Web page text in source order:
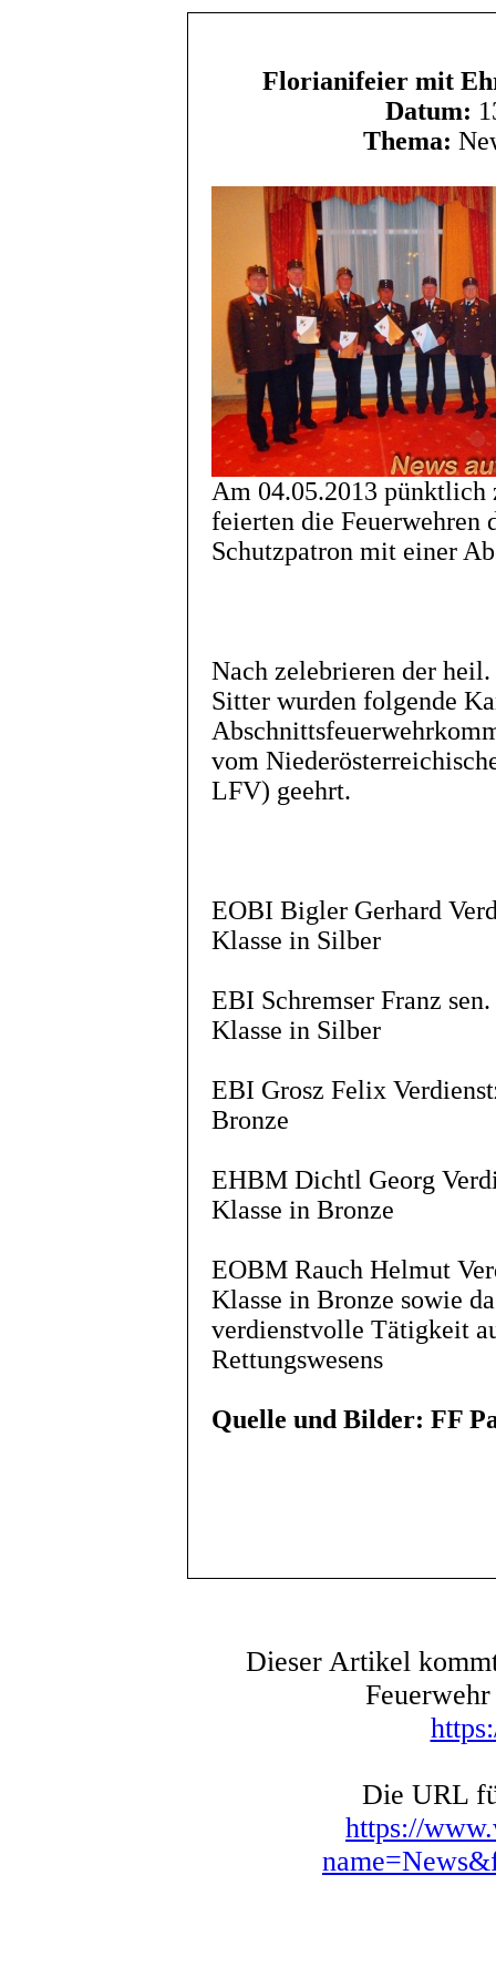
Florianifeier mit
Datum:
Thema:
Am 04.05.2013
feierten die Feuerwehren
Schutzpatron mit einer
Nach zelebrieren der
Sitter wurden folgende
vom
LFV) geehrt.
EOBI Bigler Gerhard
Klasse in Silber
EBI Schremser Franz
Klasse in Silber
EBI Grosz Felix
Bronze
EHBM Dichtl Georg
Klasse in Bronze
EOBM Rauch Helmut
Klasse in Bronze sowie
verdienstvolle Tätigkeit
Rettungswesens
Quelle und Bilder: FF
Dieser Artikel
Die URL
https://